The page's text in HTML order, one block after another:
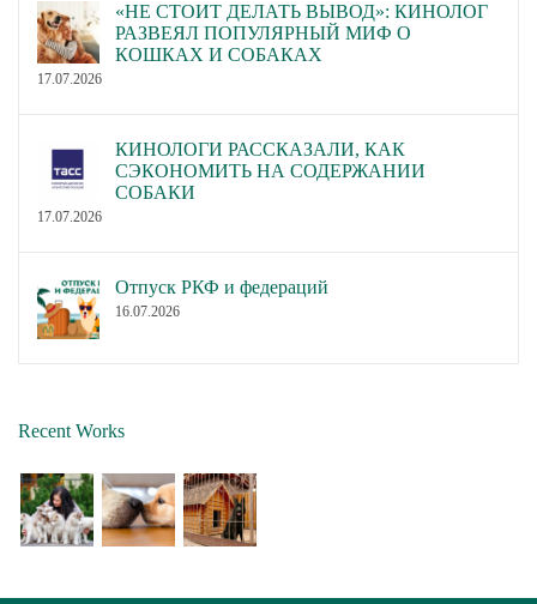
«НЕ СТОИТ ДЕЛАТЬ ВЫВОД»: КИНОЛОГ
РАЗВЕЯЛ ПОПУЛЯРНЫЙ МИФ О
КОШКАХ И СОБАКАХ
17.07.2026
КИНОЛОГИ РАССКАЗАЛИ, КАК
СЭКОНОМИТЬ НА СОДЕРЖАНИИ
СОБАКИ
17.07.2026
Отпуск РКФ и федераций
16.07.2026
Recent Works